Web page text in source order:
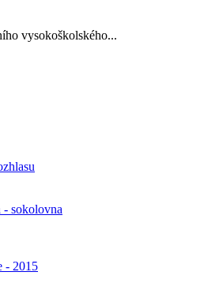
vysokoškolského...
- sokolovna
- 2015